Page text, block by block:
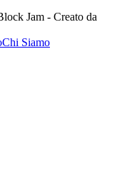
Jam - Creato da
Chi Siamo